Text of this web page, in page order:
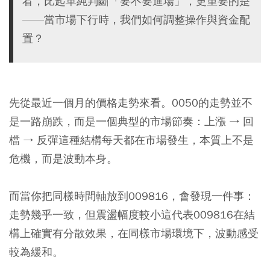
——當市場下行時，我們如何調整操作與資金配
置？
先從最近一個月的價格走勢來看。 0050的走勢並不
是一路崩跌，而是一個典型的市場節奏：上漲 → 回
檔 → 反彈這種結構每天都在市場發生，本質上不是
危機，而是波動本身。
而當你把同樣時間軸放到009816 ，會發現一件事：
走勢幾乎一致，但震盪幅度較小這代表009816在結
構上確實有分散效果，在同樣市場環境下，波動感受
較為緩和。